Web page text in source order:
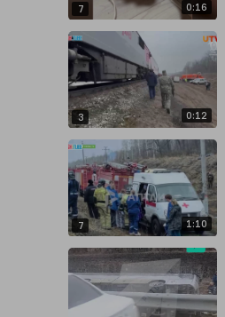
7 0:16
3 0:12
7 1:10